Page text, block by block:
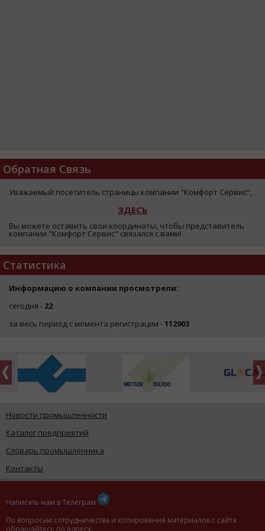
Обратная Связь
Уважаемый посетитель страницы компании "Комфорт Сервис",
ЗДЕСЬ
Вы можете оставить свои координаты, чтобы представитель
компании "Комфорт Сервис" связался с вами!
Статистика
Информацию о компании просмотрели:
сегодня - 22
за весь период с момента регистрации -112903
Новости промышленности
Каталог предприятий
Словарь промышленника
Контакты
Написать нам в Телеграм
По вопросам сотрудничества и копирования материалов с сайта